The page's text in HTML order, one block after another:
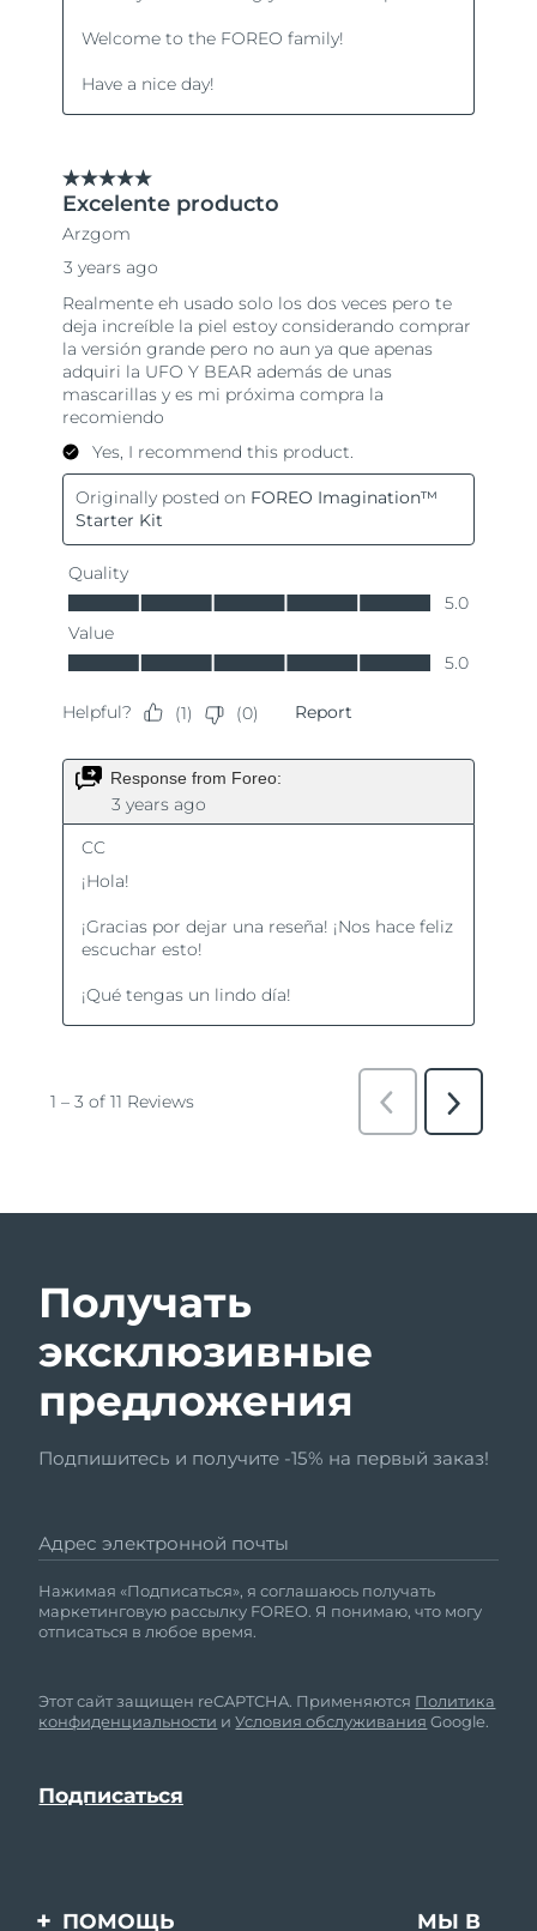
Получать
эксклюзивные
предложения
Подпишитесь и получите -15% на первый заказ!
Адрес электронной почты
Нажимая «Подписаться», я соглашаюсь получать
маркетинговую рассылку FOREO. Я понимаю, что могу
отписаться в любое время.
Этот сайт защищен reCAPTCHA. Применяются Политика
конфиденциальности иУсловия обслуживания Google.
ПОМОЩЬ МЫ В